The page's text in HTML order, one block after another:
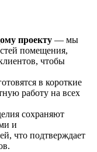
проекту — мы
помещения,
чтобы
в короткие
работу на всех
сохраняют
и
что подтверждает